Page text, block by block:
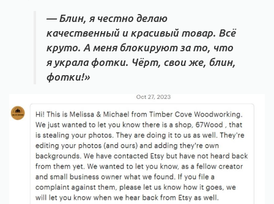
— Блин, я честно делаю
качественный и красивый товар. Всё
круто. А меня блокируют за то, что
я украла фотки. Чёрт, свои же, блин,
фотки!»